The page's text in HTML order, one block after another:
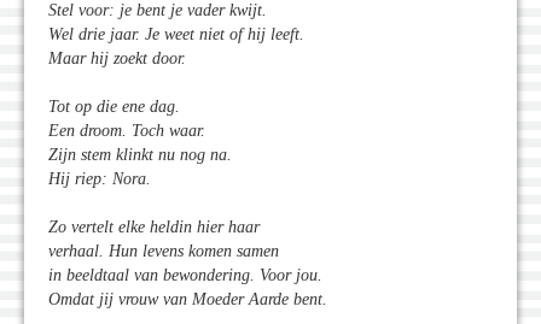
Stel voor: je bent je vader kwijt.
Wel drie jaar. Je weet niet of hij leeft.
Maar hij zoekt door.
Tot op die ene dag.
Een droom. Toch waar.
Zijn stem klinkt nu nog na.
Hij riep: Nora.
Zo vertelt elke heldin hier haar
verhaal. Hun levens komen samen
in beeldtaal van bewondering. Voor jou.
Omdat jij vrouw van Moeder Aarde bent.